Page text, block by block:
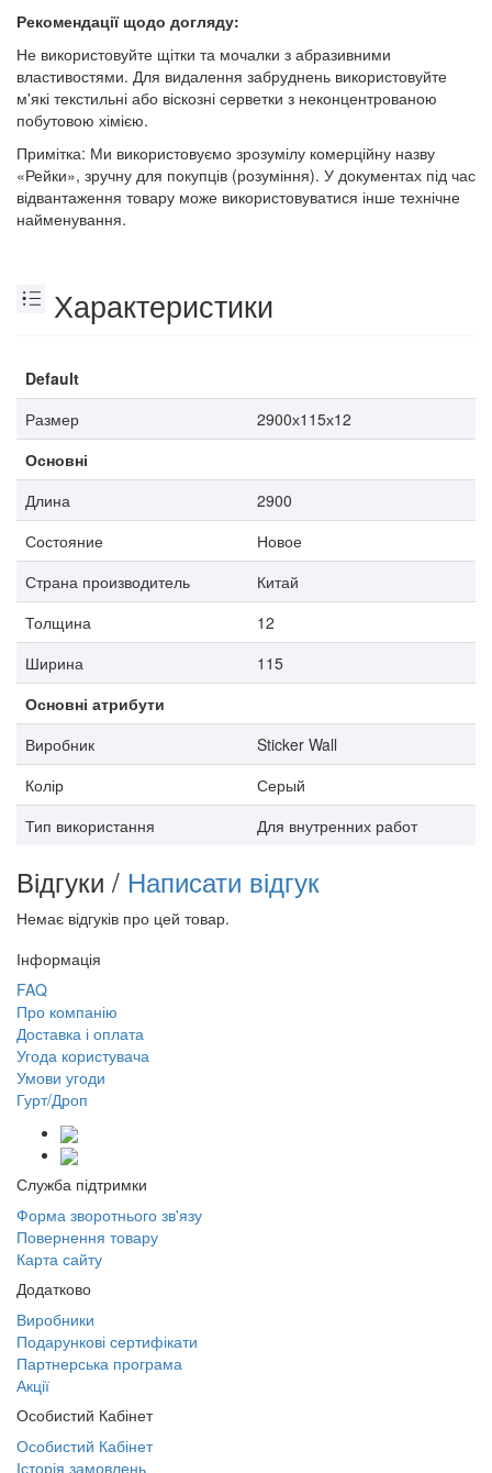
Рекомендації щодо догляду:
Не використовуйте щітки та мочалки з абразивними
властивостями. Для видалення забруднень використовуйте
м'які текстильні або віскозні серветки з неконцентрованою
побутовою хімією.
Примітка: Ми використовуємо зрозумілу комерційну назву
«Рейки», зручну для покупців (розуміння). У документах під час
відвантаження товару може використовуватися інше технічне
найменування.
Характеристики
Default
Размер
2900х115х12
Основні
Длина
2900
Состояние
Новое
Страна производитель
Китай
Толщина
12
Ширина
115
Основні атрибути
Виробник
Sticker Wall
Колір
Серый
Тип використання
Для внутренних работ
Відгуки / Написати відгук
Немає відгуків про цей товар.
Інформація
FAQ
Про компанію
Доставка і оплата
Угода користувача
Умови угоди
Гурт/Дроп
Служба підтримки
Форма зворотнього зв'язу
Повернення товару
Карта сайту
Додатково
Виробники
Подарункові сертифікати
Партнерська програма
Акції
Особистий Кабінет
Особистий Кабінет
Історія замовлень